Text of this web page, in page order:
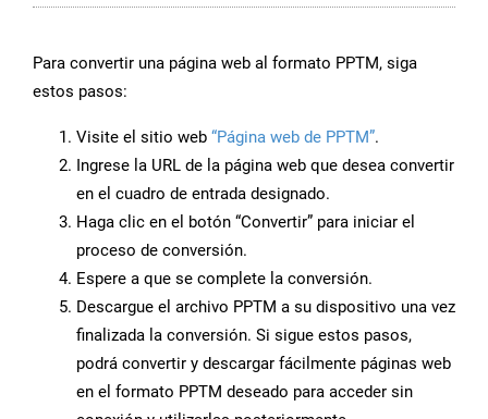
Para convertir una página web al formato PPTM, siga
estos pasos:
Visite el sitio web “Página web de PPTM”.
Ingrese la URL de la página web que desea convertir
en el cuadro de entrada designado.
Haga clic en el botón “Convertir” para iniciar el
proceso de conversión.
Espere a que se complete la conversión.
Descargue el archivo PPTM a su dispositivo una vez
finalizada la conversión. Si sigue estos pasos,
podrá convertir y descargar fácilmente páginas web
en el formato PPTM deseado para acceder sin